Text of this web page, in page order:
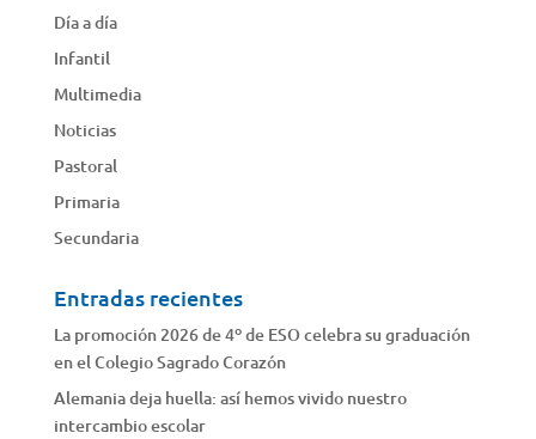
Día a día
Infantil
Multimedia
Noticias
Pastoral
Primaria
Secundaria
Entradas recientes
La promoción 2026 de 4º de ESO celebra su graduación
en el Colegio Sagrado Corazón
Alemania deja huella: así hemos vivido nuestro
intercambio escolar